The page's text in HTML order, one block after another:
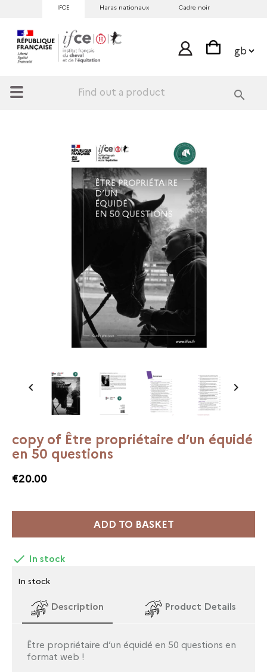
IFCE Haras nationaux Cadre noir
search
 
copy of Être propriétaire d’un équidé
en 50 questions
€20.00
ADD TO BASKET
 In stock
In stock
Description Product Details
Être propriétaire d’un équidé en 50 questions en
format web !